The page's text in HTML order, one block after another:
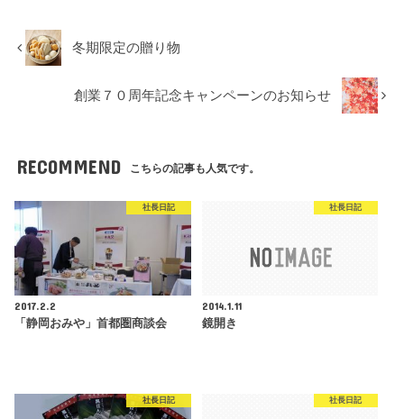
冬期限定の贈り物
創業７０周年記念キャンペーンのお知らせ
RECOMMEND こちらの記事も人気です。
社長日記
2017.2.2
「静岡おみや」首都圏商談会
社長日記
2014.1.11
鏡開き
社長日記 社長日記